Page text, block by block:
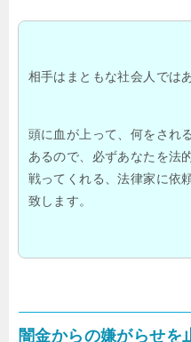
相手はまともな社会人では
頭に血が上って、何をされ
あるので、必ずあなたを法
戦ってくれる、法律家に依
致します。
闇金からの嫌がらせを